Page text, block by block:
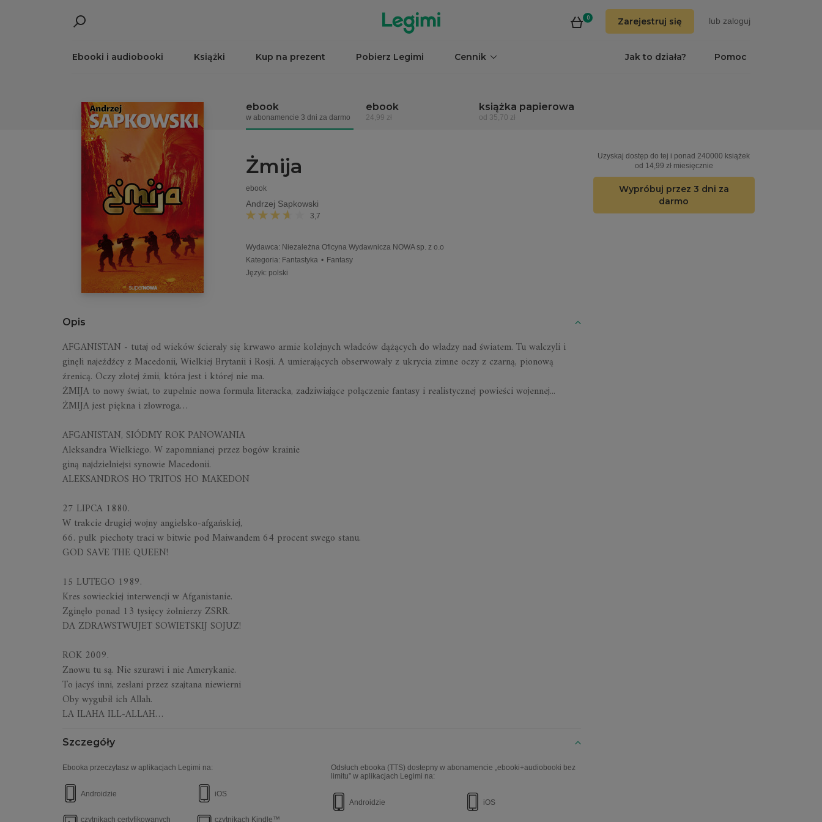
0 Zarejestruj się lub zaloguj
Ebooki i audiobooki Książki Kup na prezent Pobierz Legimi Cennik Pomoc
Jak to działa?
ebook
w abonamencie 3 dni za darmo
ebook
24,99 zł
książka papierowa
od 35,70 zł
Żmija
ebook
Andrzej Sapkowski
3,7
Uzyskaj dostęp do tej i ponad 240000 książek
od 14,99 zł miesięcznie
Wypróbuj przez 3 dni za
darmo
Wydawca: Niezależna Oficyna Wydawnicza NOWA sp. z o.o
Kategoria: Fantastyka • Fantasy
Język: polski
Opis
AFGANISTAN - tutaj od wieków ścierały się krwawo armie kolejnych władców dążących do władzy nad światem. Tu walczyli i
ginęli najeźdźcy z Macedonii, Wielkiej Brytanii i Rosji. A umierających obserwowały z ukrycia zimne oczy z czarną, pionową
źrenicą. Oczy złotej żmii, która jest i której nie ma.
ŻMIJA to nowy świat, to zupełnie nowa formuła literacka, zadziwiające połączenie fantasy i realistycznej powieści wojennej...
ŻMIJAjest piękna i złowroga…
AFGANISTAN, SIÓDMY ROK PANOWANIA
Aleksandra Wielkiego. W zapomnianej przez bogów krainie
giną najdzielniejsi synowie Macedonii.
ALEKSANDROS HO TRITOS HO MAKEDON
27 LIPCA 1880.
W trakcie drugiej wojny angielsko-afgańskiej,
66. pułk piechoty traci w bitwie pod Maiwandem 64 procent swego stanu.
GOD SAVE THE QUEEN!
15 LUTEGO 1989.
Kres sowieckiej interwencji w Afganistanie.
Zginęło ponad 13 tysięcy żołnierzy ZSRR.
DA ZDRAWSTWUJET SOWIETSKIJ SOJUZ!
ROK 2009.
Znowu tu są. Nie szurawi i nie Amerykanie.
To jacyś inni, zesłani przez szajtana niewierni
Oby wygubił ich Allah.
LA ILAHA ILL-ALLAH…
Szczegóły
Ebooka przeczytasz w aplikacjach Legimi na:
Androidzie iOS
czytnikach certyfikowanych
czytnikach Kindle™
Odsłuch ebooka (TTS) dostepny w abonamencie „ebooki+audiobooki bez
limitu” w aplikacjach Legimi na:
Androidzie iOS